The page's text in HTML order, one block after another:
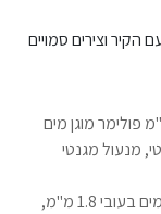
וצירים סמויים
הפנים מסדרת טופ מיוצרות עם 7 ס"מ פולימר מוגן מים
מנעול מגנטי
כנף הדלת בגימור פורמייקה איכותית עמידה במים בעובי 1.8 מ"מ,